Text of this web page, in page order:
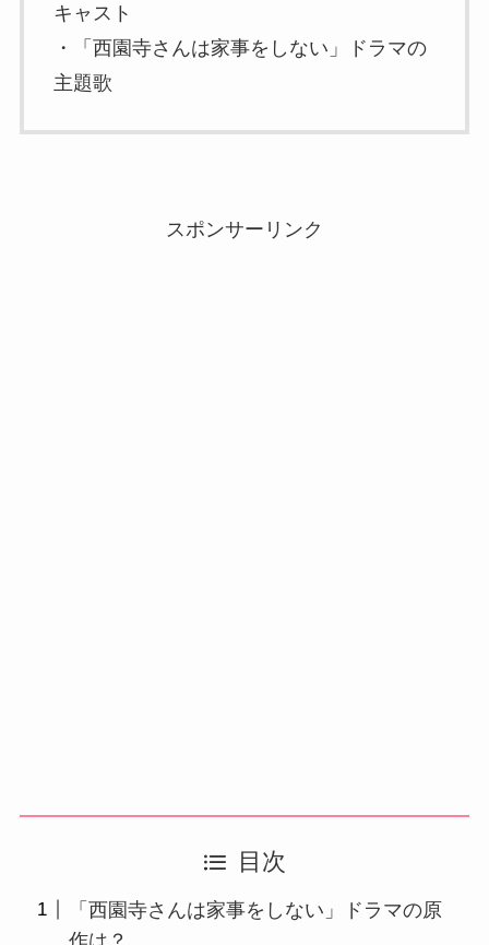
キャスト
・「西園寺さんは家事をしない」ドラマの
主題歌
スポンサーリンク
目次
「西園寺さんは家事をしない」ドラマの原
作は？